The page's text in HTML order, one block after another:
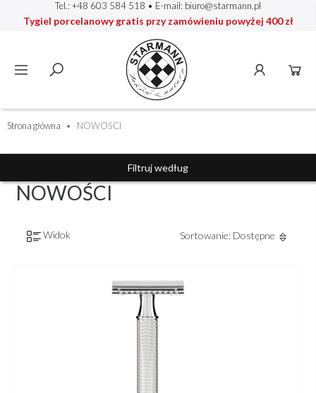
Tel.: +48 603 584 518 • E-mail: biuro@starmann.pl
Tygiel porcelanowy gratis przy zamówieniu powyżej 400 zł
Strona główna NOWOŚCI
Filtruj według
NOWOŚCI
Widok Sortowanie: Dostępne